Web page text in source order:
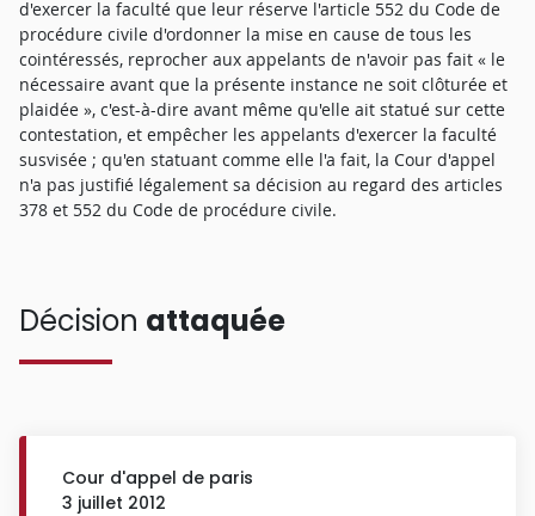
d'exercer la faculté que leur réserve l'article 552 du Code de
procédure civile d'ordonner la mise en cause de tous les
cointéressés, reprocher aux appelants de n'avoir pas fait « le
nécessaire avant que la présente instance ne soit clôturée et
plaidée », c'est-à-dire avant même qu'elle ait statué sur cette
contestation, et empêcher les appelants d'exercer la faculté
susvisée ; qu'en statuant comme elle l'a fait, la Cour d'appel
n'a pas justifié légalement sa décision au regard des articles
378 et 552 du Code de procédure civile.
Décision attaquée
Cour d'appel de paris
3 juillet 2012